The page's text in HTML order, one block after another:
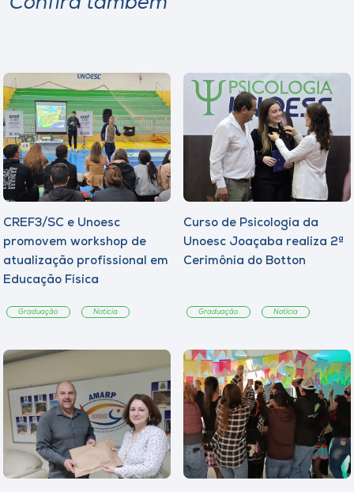
CREF3/SC e Unoesc
promovem workshop de
atualização profissional em
Educação Física
Graduação Notícia
Curso de Psicologia da
Unoesc Joaçaba realiza 2ª
Cerimônia do Botton
Graduação Notícia